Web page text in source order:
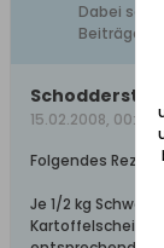
Dabei seit:
Beiträge:
Schodderstroh
15.02.2008, 00:16
Folgendes
Je 1/2 kg